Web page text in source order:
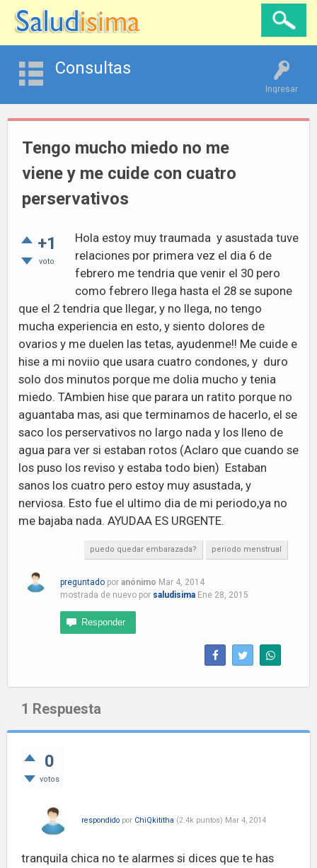
Ingresar
Consultas
Tengo mucho miedo no me
viene y me cuide con cuatro
perservativos
+1
voto
Hola estoy muy traumada y asustada tuve
relaciones por primera vez el dia 6 de
febrero me tendria que venir el 30 pero
como febrero llega hasta el 28 se supone
que el 2 tendria que llegar, y no llega, no tengo
mucha experiencia en esto, y siento dolores de
ovarios y me duelen las tetas, ayudenme!! Me cuide e
hise a mi noviio que usara cuatro condones, y duro
solo dos minutos porque me dolia mucho y tenia
miedo. TAmbien hise que parara un ratito porque no
aguantaba mas, asi que terminamos de hacerlo, el se
saco los perservativos no largo nada y los lleno de
agua para ver si estaban rotos (Aclaro que cuando se
los puso los reviso y estaba todo bien) Estaban
sanos los cuatro pero estoy muy asustada, y
nerviosa. Esto fue el ultimo dia de mi periodo,ya no
me bajaba nada. AYUDAA ES URGENTE.
puedo quedar embarazada? periodo menstrual
preguntado por anónimo Mar 4, 2014
mostrada de nuevo por saludisima Ene 28, 2015
1 Respuesta
0
votos
respondido por ChiQkititha (2.4k puntos) Mar 4, 2014
tranquila chica no te alarmes si dices que te has